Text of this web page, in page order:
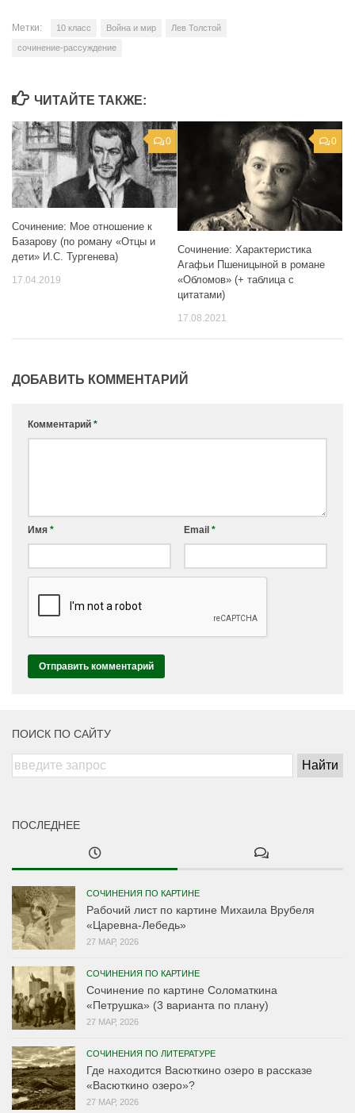
Метки: 10 класс Война и мир Лев Толстой
сочинение-рассуждение
ЧИТАЙТЕ ТАКЖЕ:
0
Сочинение: Мое отношение к
Базарову (по роману «Отцы и
дети» И.С. Тургенева)
17.04.2019
0
Сочинение: Характеристика
Агафьи Пшеницыной в романе
«Обломов» (+ таблица с
цитатами)
17.08.2021
ДОБАВИТЬ КОММЕНТАРИЙ
Комментарий *
Имя * Email *
ПОИСК ПО САЙТУ
ПОСЛЕДНЕЕ
СОЧИНЕНИЯ ПО КАРТИНЕ
Рабочий лист по картине Михаила Врубеля
«Царевна-Лебедь»
27 МАР, 2026
СОЧИНЕНИЯ ПО КАРТИНЕ
Сочинение по картине Соломаткина
«Петрушка» (3 варианта по плану)
27 МАР, 2026
СОЧИНЕНИЯ ПО ЛИТЕРАТУРЕ
Где находится Васюткино озеро в рассказе
«Васюткино озеро»?
27 МАР, 2026